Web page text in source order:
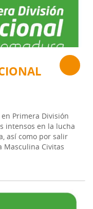
Primera División
intensos en la lucha
así como por salir
Masculina Civitas